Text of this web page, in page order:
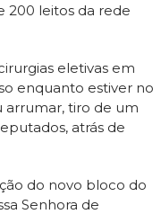
200 leitos da rede
eletivas em
enquanto estiver no
arrumar, tiro de um
atrás de
do novo bloco do
Senhora de